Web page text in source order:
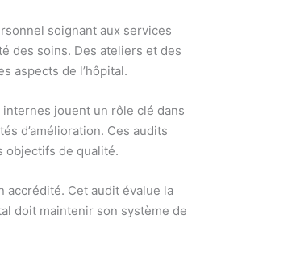
soignant aux services
des soins. Des ateliers et des
aspects de l’hôpital.
jouent un rôle clé dans
d’amélioration. Ces audits
objectifs de qualité.
accrédité. Cet audit évalue la
doit maintenir son système de